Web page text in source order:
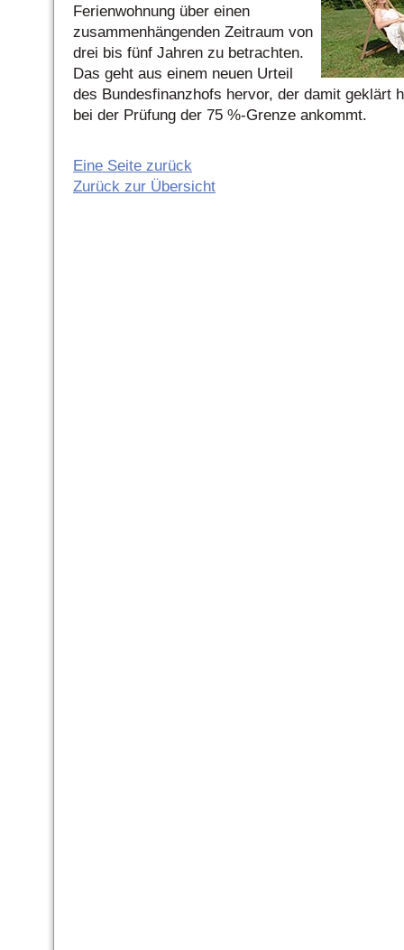
Ferienwohnung über einen
zusammenhängenden Zeitraum von
drei bis fünf Jahren zu betrachten.
Das geht aus einem neuen Urteil
des Bundesfinanzhofs hervor, der damit geklärt
bei der Prüfung der 75 %-Grenze ankommt.
Eine Seite zurück
Zurück zur Übersicht